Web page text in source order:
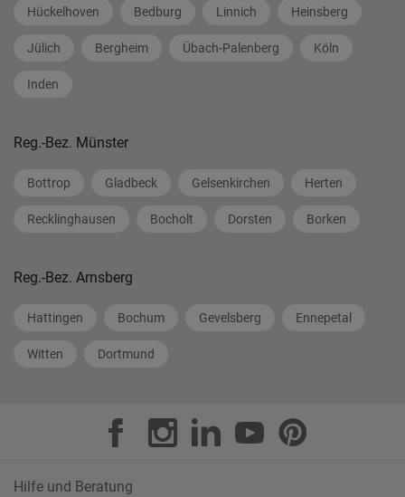
Hückelhoven Bedburg Linnich Heinsberg
Jülich Bergheim Übach-Palenberg Köln
Inden
Reg.-Bez. Münster
Bottrop Gladbeck Gelsenkirchen Herten
Recklinghausen Bocholt Dorsten Borken
Reg.-Bez. Arnsberg
Hattingen Bochum Gevelsberg Ennepetal
Witten Dortmund
Hilfe und Beratung